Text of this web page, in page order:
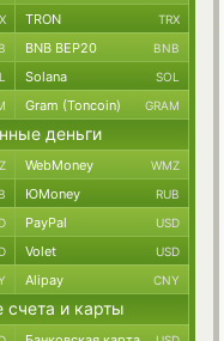
TRON TRX
BNB BEP20 BNB
Solana SOL
Gram (Toncoin) GRAM
деньги
WebMoney WMZ
ЮMoney RUB
PayPal USD
Volet USD
Alipay CNY
счета и карты